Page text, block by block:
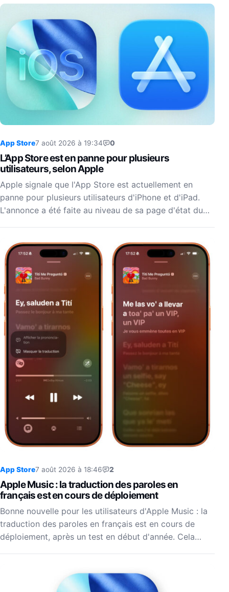
App Store7 août 2026 à 19:34 0
L’App Store est en panne pour plusieurs
utilisateurs, selon Apple
Apple signale que l'App Store est actuellement en
panne pour plusieurs utilisateurs d'iPhone et d'iPad.
L'annonce a été faite au niveau de sa page d'état du…
App Store7 août 2026 à 18:46 2
Apple Music : la traduction des paroles en
français est en cours de déploiement
Bonne nouvelle pour les utilisateurs d'Apple Music : la
traduction des paroles en français est en cours de
déploiement, après un test en début d'année. Cela…